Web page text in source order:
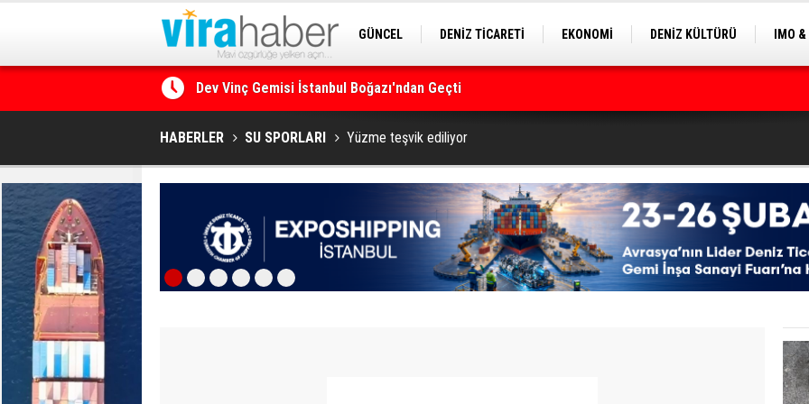
GÜNCEL DENİZ TİCARETİ EKONOMİ DENİZ KÜLTÜRÜ
IMO
Ege Denizi’nin En Büyük Mercan Ormanı
HABERLER SU SPORLARI Yüzme teşvik ediliyor